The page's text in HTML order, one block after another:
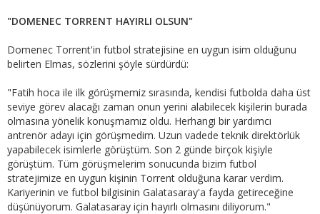
"DOMENEC TORRENT HAYIRLI OLSUN"
Domenec Torrent'in futbol stratejisine en uygun isim olduğunu
belirten Elmas, sözlerini şöyle sürdürdü:
"Fatih hoca ile ilk görüşmemiz sırasında, kendisi futbolda daha üst
seviye görev alacağı zaman onun yerini alabilecek kişilerin burada
olmasına yönelik konuşmamız oldu. Herhangi bir yardımcı
antrenör adayı için görüşmedim. Uzun vadede teknik direktörlük
yapabilecek isimlerle görüştüm. Son 2 günde birçok kişiyle
görüştüm. Tüm görüşmelerim sonucunda bizim futbol
stratejimize en uygun kişinin Torrent olduğuna karar verdim.
Kariyerinin ve futbol bilgisinin Galatasaray'a fayda getireceğine
düşünüyorum. Galatasaray için hayırlı olmasını diliyorum."